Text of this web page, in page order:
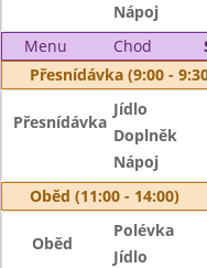
Nápoj
Menu
Chod
Přesnídávka (9:00 -
Přesnídávka
Jídlo
Doplněk
Nápoj
Oběd (11:00 - 14:00)
Oběd
Polévka
Jídlo